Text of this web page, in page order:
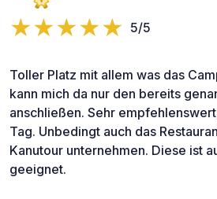
5/5
Toller Platz mit allem was das
kann mich da nur den bereits
anschließen. Sehr
Tag. Unbedingt auch das
Kanutour unternehmen. Diese ist
geeignet.